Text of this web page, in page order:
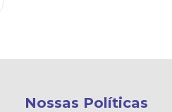
Nossas Políticas